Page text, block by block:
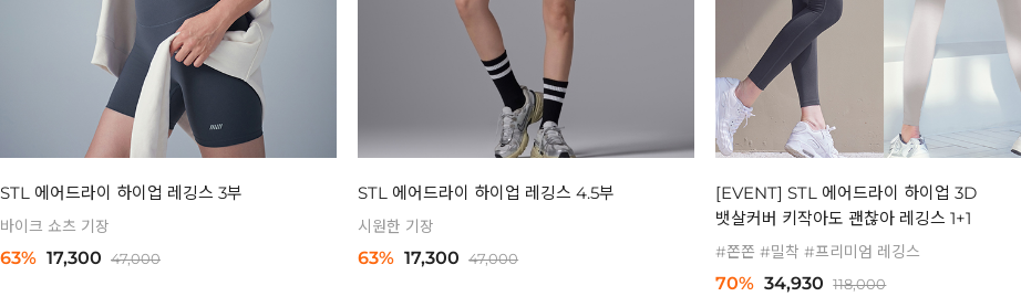
STL 에어드라이 하이업 레깅스 3부
바이크 쇼츠 기장
63% 17,300 47,000
STL 에어드라이 하이업 레깅스 4.5부
시원한 기장
63% 17,300 47,000
[EVENT] STL 에어드라이 하이업 3D
뱃살커버 키작아도 괜찮아 레깅스 1+1
#쫀쫀 #밀착 #프리미엄 레깅스
70% 34,930 118,000